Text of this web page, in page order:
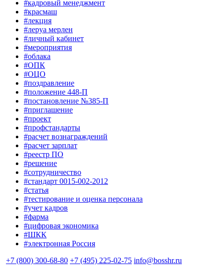
#кадровый менеджмент
#красмаш
#лекция
#леруа мерлен
#личный кабинет
#мероприятия
#облака
#ОПК
#ОЦО
#поздравление
#положение 448-П
#постановление №385-П
#приглашение
#проект
#профстандарты
#расчет вознаграждений
#расчет зарплат
#реестр ПО
#решение
#сотрудничество
#стандарт 0015-002-2012
#статья
#тестирование и оценка персонала
#учет кадров
#фарма
#цифровая экономика
#ШКК
#электронная Россия
+7 (800) 300-68-80 +7 (495) 225-02-75 info@bosshr.ru